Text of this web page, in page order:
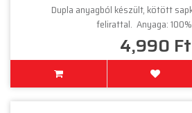
Dupla anyagból készült, kötött
felirattal. Anyaga:
4,990 Ft